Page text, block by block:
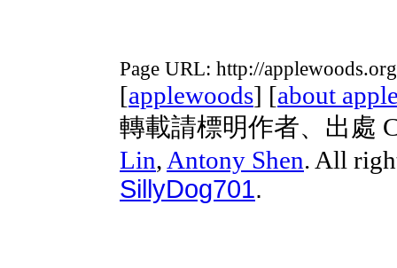
Page URL: http://
[applewoods] [about
轉載請標明作者、出處
Lin, Antony Shen. All
SillyDog701.